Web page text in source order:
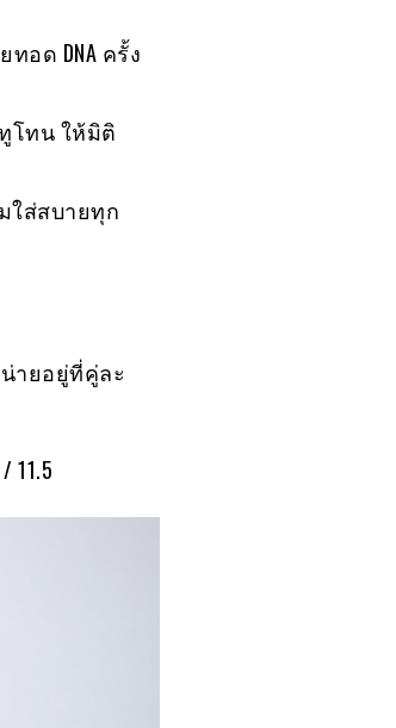
ทอด DNA ครั้ง
โทน ให้มิติ
ใส่สบายทุก
หน่ายอยู่ที่คู่ละ
11.5